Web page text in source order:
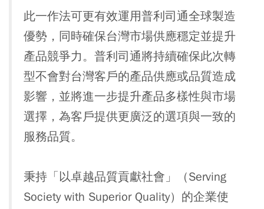
此一作法可更有效運用普利司通全球製造
優勢，同時確保台灣市場供應穩定並提升
產品競爭力。普利司通將持續確保此次轉
型不會對台灣客戶的產品供應或品質造成
影響，並將進一步提升產品多樣性與市場
選擇，為客戶提供更廣泛的選項與一致的
服務品質。
秉持「以卓越品質貢獻社會」（Serving
Society with Superior Quality）的企業使